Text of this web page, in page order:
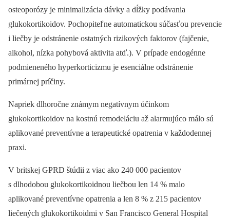
osteoporózy je minimalizácia dávky a dĺžky podávania
glukokortikoidov. Pochopiteľne automatickou súčasťou prevencie
i liečby je odstránenie ostatných rizikových faktorov (fajčenie,
alkohol, nízka pohybová aktivita atď.). V prípade endogénne
podmieneného hyperkorticizmu je esenciálne odstránenie
primárnej príčiny.
Napriek dlhoročne známym negatívnym účinkom
glukokortikoidov na kostnú remodeláciu až alarmujúco málo sú
aplikované preventívne a terapeutické opatrenia v každodennej
praxi.
V britskej GPRD štúdii z viac ako 240 000 pacientov
s dlhodobou glukokortikoidnou liečbou len 14 % malo
aplikované preventívne opatrenia a len 8 % z 215 pacientov
liečených glukokortikoidmi v San Francisco General Hospital